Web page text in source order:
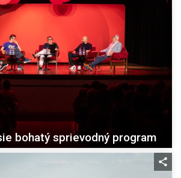
bohatý sprievodný program